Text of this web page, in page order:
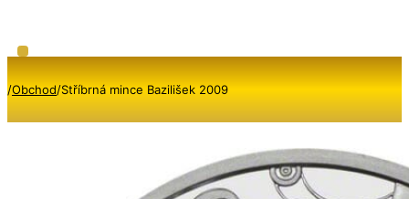
/Obchod/Stříbrná mince Bazilišek 2009